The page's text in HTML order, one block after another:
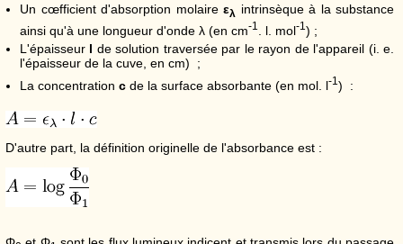
Un cœfficient d'absorption molaire ελ intrinsèque à la substance
ainsi qu'à une longueur d'onde λ (en cm-1 . l. mol-1 ) ;
L'épaisseur l de solution traversée par le rayon de l'appareil (i. e.
l'épaisseur de la cuve, en cm) ;
La concentration c de la surface absorbante (en mol. l-1) :
D'autre part, la définition originelle de l'absorbance est :